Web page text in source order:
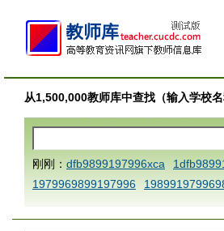
从1,500,000教师库中查找（输入学校名
刚刚： dfb9899197996xca
1979969899197996
AAABBBCCCdefine blablaenddefine